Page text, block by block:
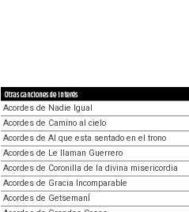
Otras canciones de interés
Acordes de Nadie Igual
Acordes de Camino al cielo
Acordes de Al que esta sentado en el trono
Acordes de Le llaman Guerrero
Acordes de Coronilla de la divina misericordia
Acordes de Gracia Incomparable
Acordes de GetsemanÍ